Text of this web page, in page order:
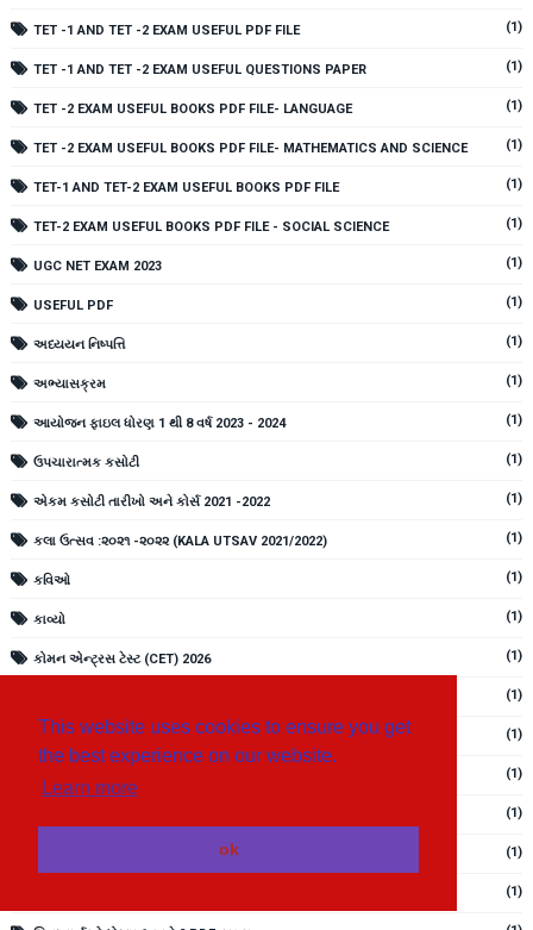
This website uses cookies to ensure you get
the best experience on our website.
Learn more
ok
TET -1 AND TET -2 EXAM USEFUL PDF FILE (1)
TET -1 AND TET -2 EXAM USEFUL QUESTIONS PAPER (1)
TET -2 EXAM USEFUL BOOKS PDF FILE- LANGUAGE (1)
TET -2 EXAM USEFUL BOOKS PDF FILE- MATHEMATICS AND SCIENCE (1)
TET-1 AND TET-2 EXAM USEFUL BOOKS PDF FILE (1)
TET-2 EXAM USEFUL BOOKS PDF FILE - SOCIAL SCIENCE (1)
UGC NET EXAM 2023 (1)
USEFUL PDF (1)
અધ્યયન નિષ્પત્તિ (1)
અભ્યાસક્રમ (1)
આયોજન ફાઇલ ધોરણ 1 થી 8 વર્ષ 2023 - 2024 (1)
ઉપચારાત્મક કસોટી (1)
એકમ કસોટી તારીખો અને કોર્સ 2021 -2022 (1)
કલા ઉત્સવ :૨૦૨૧ -૨૦૨૨ (KALA UTSAV 2021/2022) (1)
કવિઓ (1)
કાવ્યો (1)
કોમન એન્ટ્રસ ટેસ્ટ (CET) 2026 (1)
(1)
ગુજરાતી અને સંસ્કૃતના સ્વાધ્યાય (1)
(1)
(1)
(1)
(1)